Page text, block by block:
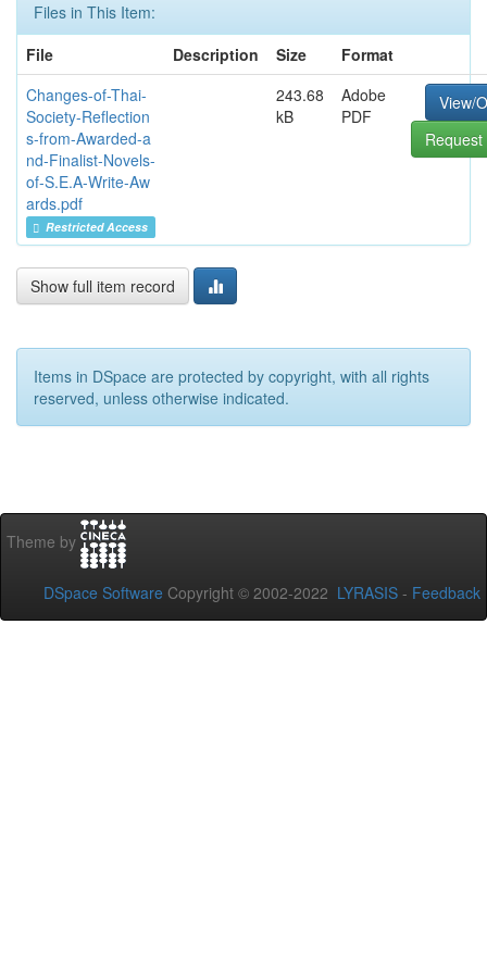
Files in This Item:
File
Description Size
Format
Changes-of-Thai-
Society-Reflection
s-from-Awarded-a
nd-Finalist-Novels-
of-S.E.A-Write-Aw
ards.pdf
Restricted Access
243.68
kB
Adobe
PDF
View/
Show full item record
Items in DSpace are protected by copyright, with all rights
reserved, unless otherwise indicated.
Theme by
DSpace Software Copyright © 2002-2022 LYRASIS - Feedback